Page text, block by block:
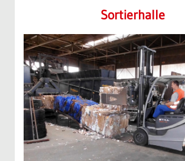
Sortier­halle